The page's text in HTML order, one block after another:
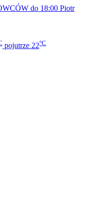
do 18:00 Piotr
pojutrze 22°C